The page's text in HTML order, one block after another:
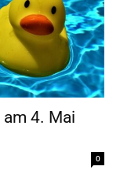
4. Mai
0